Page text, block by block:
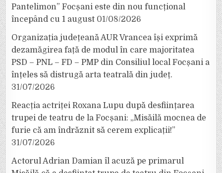
Pantelimon” Focșani este din nou funcțional
începând cu 1 august 01/08/2026
Organizația județeană AUR Vrancea își exprimă
dezamăgirea față de modul în care majoritatea
PSD – PNL – FD – PMP din Consiliul local Focșani a
înțeles să distrugă arta teatrală din județ.
31/07/2026
Reacția actriței Roxana Lupu după desființarea
trupei de teatru de la Focșani: „Misăilă mocnea de
furie că am îndrăznit să cerem explicații!”
31/07/2026
Actorul Adrian Damian îl acuză pe primarul